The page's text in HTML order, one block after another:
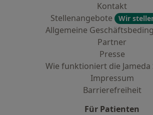
Kontakt
Stellenangebote
Wir
Allgemeine
Partner
Presse
Wie funktioniert die Jameda
Impressum
Barrierefreiheit
Für Patienten